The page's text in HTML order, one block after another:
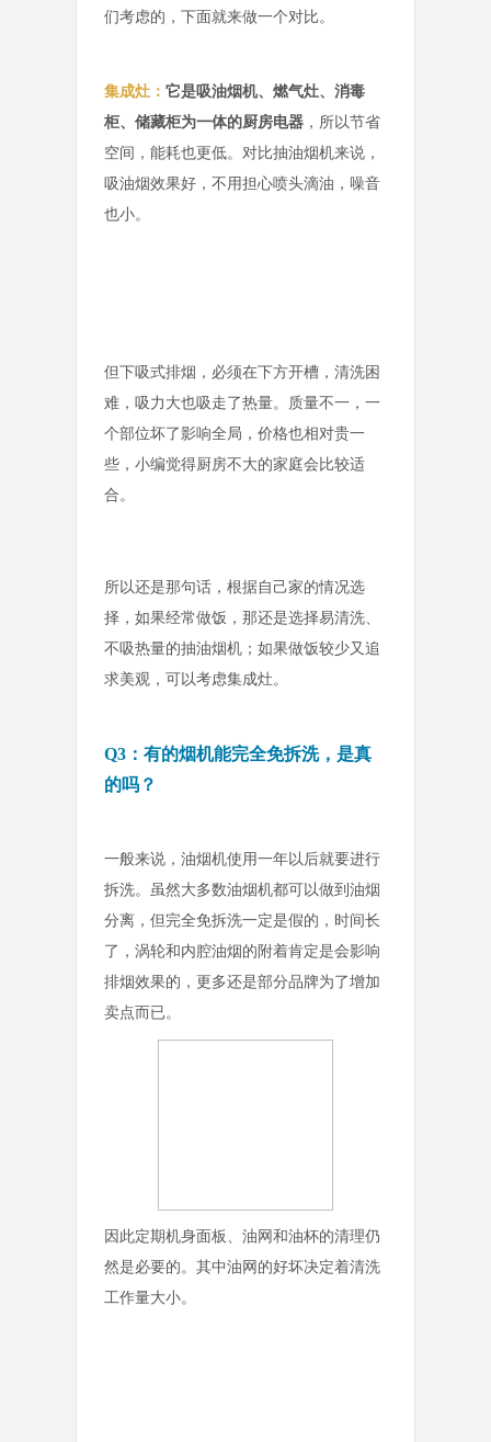
们考虑的，下面就来做一个对比。
集成灶： 它是吸油烟机、燃气灶、消毒
柜、储藏柜为一体的厨房电器，所以节省
空间，能耗也更低。对比抽油烟机来说，
吸油烟效果好，不用担心喷头滴油，噪音
也小。
但下吸式排烟，必须在下方开槽，清洗困
难，吸力大也吸走了热量。质量不一，一
个部位坏了影响全局，价格也相对贵一
些，小编觉得厨房不大的家庭会比较适
合。
所以还是那句话，根据自己家的情况选
择，如果经常做饭，那还是选择易清洗、
不吸热量的抽油烟机；如果做饭较少又追
求美观，可以考虑集成灶。
Q3：有的烟机能完全免拆洗，是真
的吗？
一般来说，油烟机使用一年以后就要进行
拆洗。虽然大多数油烟机都可以做到油烟
分离，但完全免拆洗一定是假的，时间长
了，涡轮和内腔油烟的附着肯定是会影响
排烟效果的，更多还是部分品牌为了增加
卖点而已。
因此定期机身面板、油网和油杯的清理仍
然是必要的。其中油网的好坏决定着清洗
工作量大小。